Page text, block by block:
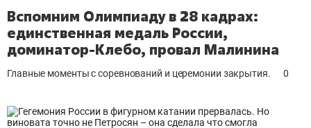
Вспомним Олимпиаду в 28 кадрах:
единственная медаль России,
доминатор-Клебо, провал Малинина
Главные моменты с соревнований и церемонии закрытия. 0